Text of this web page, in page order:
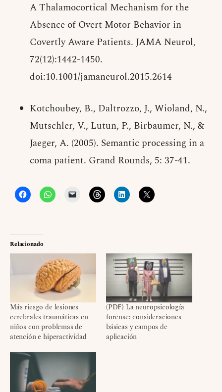
A Thalamocortical Mechanism for the
Absence of Overt Motor Behavior in
Covertly Aware Patients. JAMA Neurol,
72(12):1442-1450.
doi:10.1001/jamaneurol.2015.2614
Kotchoubey, B., Daltrozzo, J., Wioland, N.,
Mutschler, V., Lutun, P., Birbaumer, N., &
Jaeger, A. (2005). Semantic processing in a
coma patient. Grand Rounds, 5: 37-41.
Relacionado
Más riesgo de lesiones
cerebrales traumáticas en
niños con problemas de
atención e hiperactividad
(PDF) La neuropsicología
forense: consideraciones
básicas y campos de
aplicación